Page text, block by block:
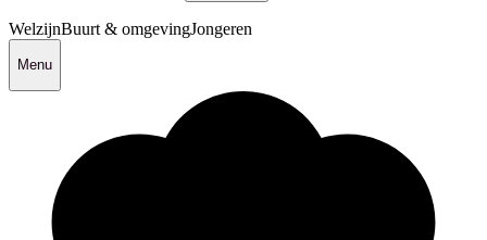
WelzijnBuurt & omgevingJongeren
Menu